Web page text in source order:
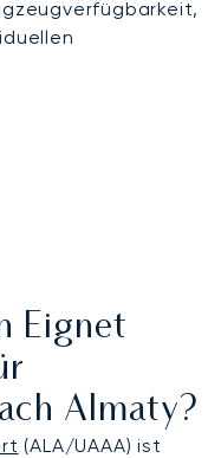
Eignet
Almaty?
(ALA/UAAA) ist